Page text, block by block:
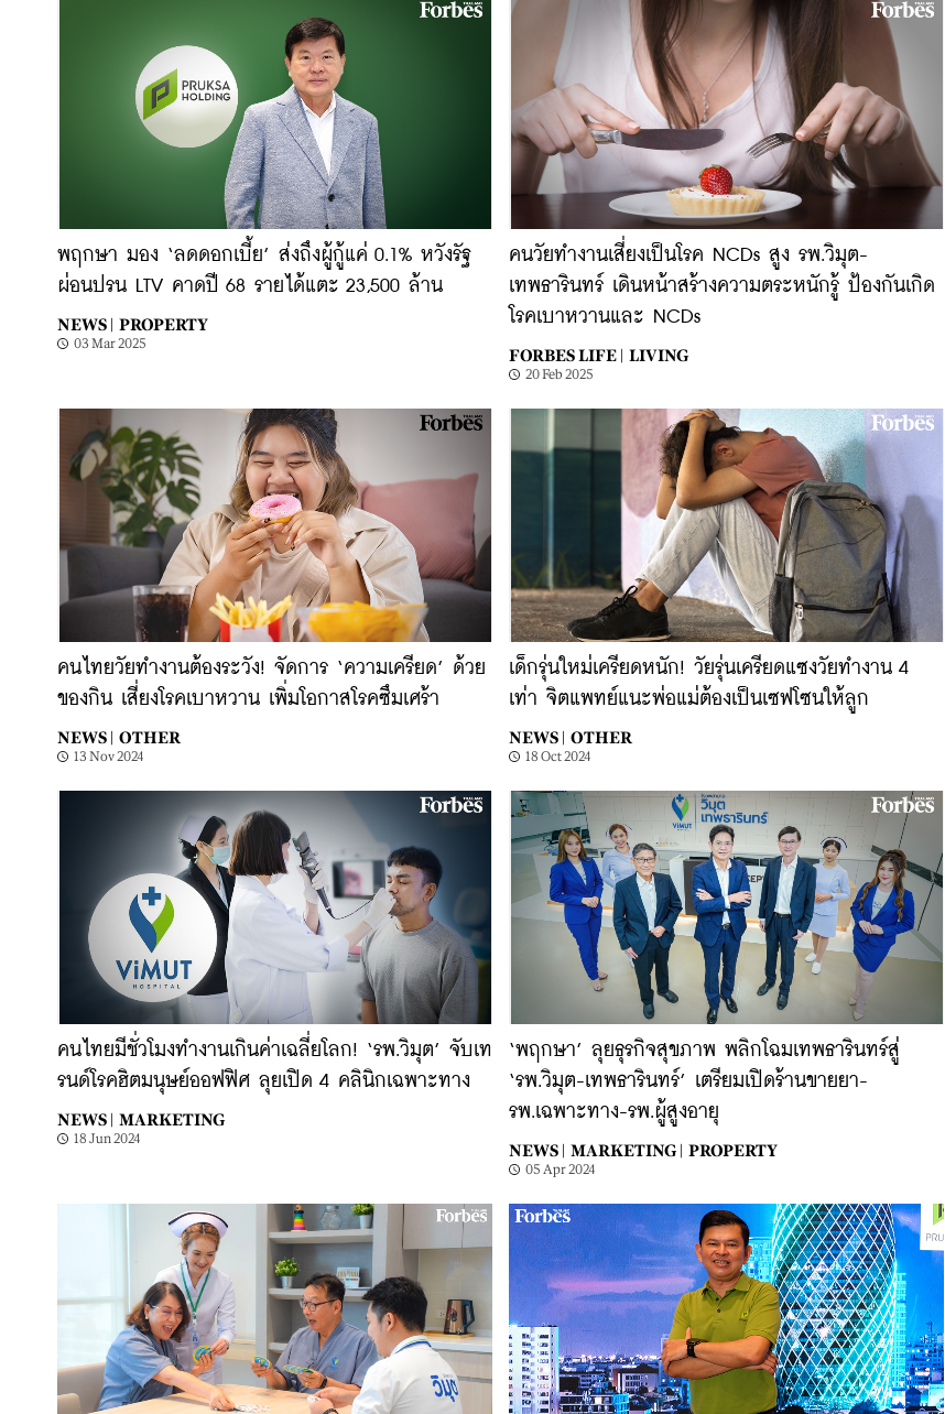
พฤกษา มอง ‘ลดดอกเบี้ย’ ส่งถึงผู้กู้แค่ 0.1% หวังรัฐ
ผ่อนปรน LTV คาดปี 68 รายได้แตะ 23,500 ล้าน
NEWS | PROPERTY
03 Mar 2025
คนวัยทำงานเสี่ยงเป็นโรค NCDs สูง รพ.วิมุต-
เทพธารินทร์ เดินหน้าสร้างความตระหนักรู้ ป้องกันเกิด
โรคเบาหวานและ NCDs
FORBES LIFE | LIVING
20 Feb 2025
คนไทยวัยทำงานต้องระวัง! จัดการ ‘ความเครียด’ ด้วย
ของกิน เสี่ยงโรคเบาหวาน เพิ่มโอกาสโรคซึมเศร้า
NEWS | OTHER
13 Nov 2024
เด็กรุ่นใหม่เครียดหนัก! วัยรุ่นเครียดแซงวัยทำงาน 4
เท่า จิตแพทย์แนะพ่อแม่ต้องเป็นเซฟโซนให้ลูก
NEWS | OTHER
18 Oct 2024
คนไทยมีชั่วโมงทำงานเกินค่าเฉลี่ยโลก! ‘รพ.วิมุต’ จับเท
รนด์โรคฮิตมนุษย์ออฟฟิศ ลุยเปิด 4 คลินิกเฉพาะทาง
NEWS | MARKETING
18 Jun 2024
‘พฤกษา’ ลุยธุรกิจสุขภาพ พลิกโฉมเทพธารินทร์สู่
‘รพ.วิมุต-เทพธารินทร์’ เตรียมเปิดร้านขายยา-
รพ.เฉพาะทาง-รพ.ผู้สูงอายุ
NEWS | MARKETING | PROPERTY
05 Apr 2024